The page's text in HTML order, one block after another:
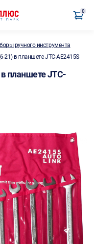
0
ручного инструмента
в планшете JTC-AE2415S
планшете JTC-